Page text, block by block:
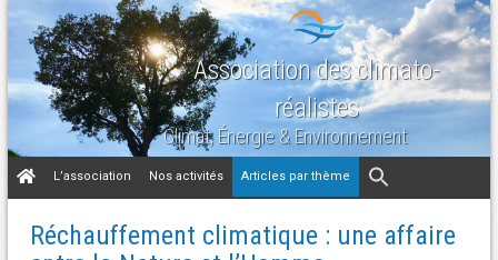
Association des climato-
réalistes
Climat, Énergie & Environnement
Aller
au
L’association Nos activités Articles par thème
Réchauffement climatique : une affaire